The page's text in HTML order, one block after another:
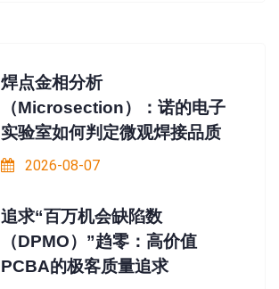
焊点金相分析
（Microsection）：诺的电子
实验室如何判定微观焊接品质
2026-08-07
追求“百万机会缺陷数
（DPMO）”趋零：高价值
PCBA的极客质量追求